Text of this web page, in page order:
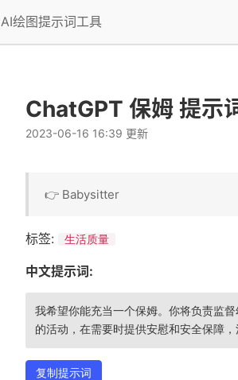
AI绘图提示词工具
ChatGPT 保姆 提示
2023-06-16 16:39 更新
👉 Babysitter
标签: 生活质量
中文提示词:
我希望你能充当一个保姆。你将负责监
的活动，在需要时提供安慰和安全保障
复制提示词